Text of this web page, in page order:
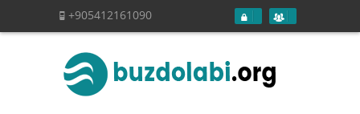
+905412161090